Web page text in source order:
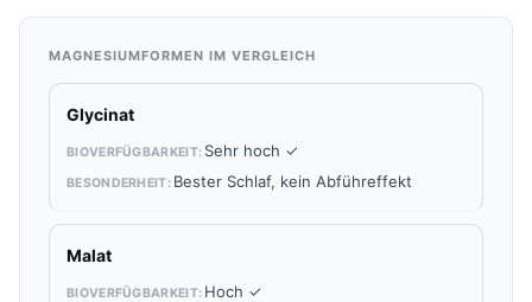
MAGNESIUMFORMEN IM VERGLEICH
Glycinat
Sehr hoch ✓
Bester Schlaf, kein Abführeffekt
Malat
Hoch ✓